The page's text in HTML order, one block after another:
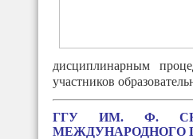
дисциплинарным
участников
ГГУ ИМ. Ф.
МЕЖДУНАРОДНОГО